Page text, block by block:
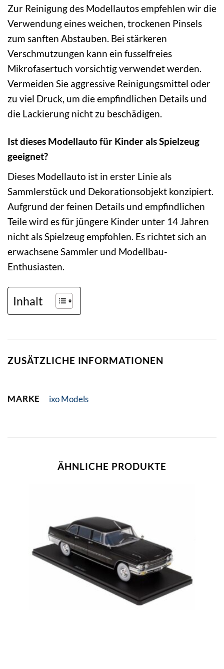
Zur Reinigung des Modellautos empfehlen wir die
Verwendung eines weichen, trockenen Pinsels
zum sanften Abstauben. Bei stärkeren
Verschmutzungen kann ein fusselfreies
Mikrofasertuch vorsichtig verwendet werden.
Vermeiden Sie aggressive Reinigungsmittel oder
zu viel Druck, um die empfindlichen Details und
die Lackierung nicht zu beschädigen.
Ist dieses Modellauto für Kinder als Spielzeug
geeignet?
Dieses Modellauto ist in erster Linie als
Sammlerstück und Dekorationsobjekt konzipiert.
Aufgrund der feinen Details und empfindlichen
Teile wird es für jüngere Kinder unter 14 Jahren
nicht als Spielzeug empfohlen. Es richtet sich an
erwachsene Sammler und Modellbau-
Enthusiasten.
Inhalt
ZUSÄTZLICHE INFORMATIONEN
MARKE ixo Models
ÄHNLICHE PRODUKTE